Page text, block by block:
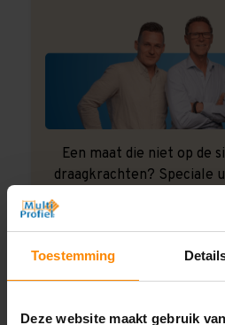
Toestemming
Deze website maakt gebruik
Een maat die niet op de
draagkrachten? Speciale
experts werken het graag
Contact met